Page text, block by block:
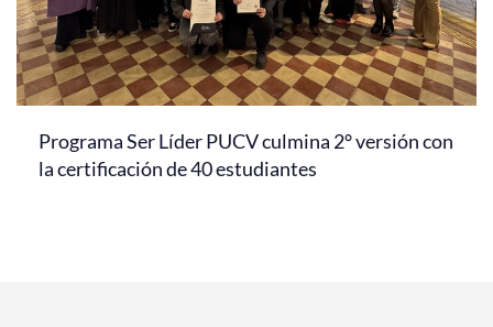
Programa Ser Líder PUCV culmina 2° versión con
la certificación de 40 estudiantes